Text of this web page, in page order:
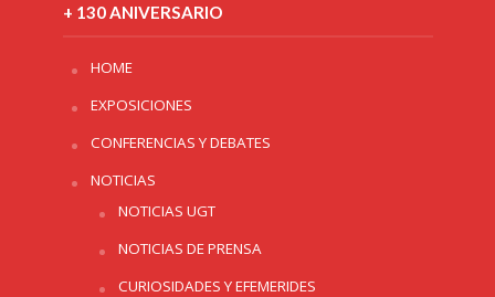
+ 130 ANIVERSARIO
HOME
EXPOSICIONES
CONFERENCIAS Y DEBATES
NOTICIAS
NOTICIAS UGT
NOTICIAS DE PRENSA
CURIOSIDADES Y EFEMERIDES